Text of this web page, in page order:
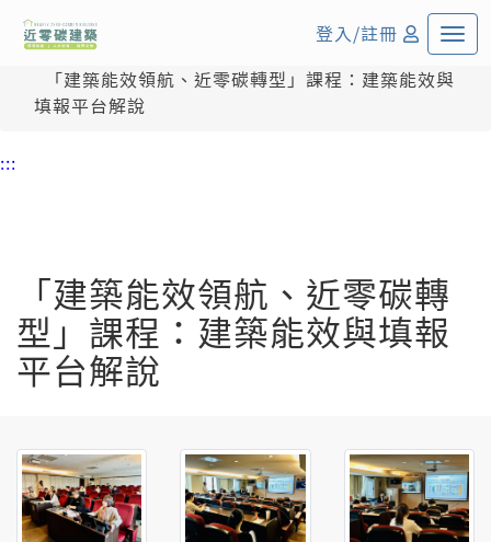
登入/註冊
首頁
「建築能效領航、近零碳轉型」課程：建築能效與
填報平台解說
:::
「建築能效領航、近零碳轉
型」課程：建築能效與填報
平台解說